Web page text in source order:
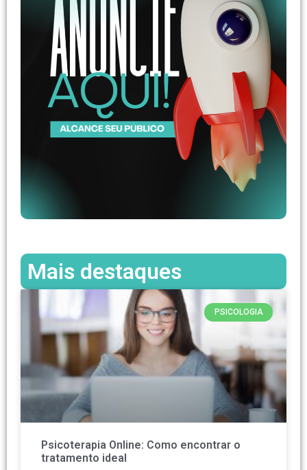
Mais destaques
PSICOLOGIA
Psicoterapia Online: Como encontrar o
tratamento ideal